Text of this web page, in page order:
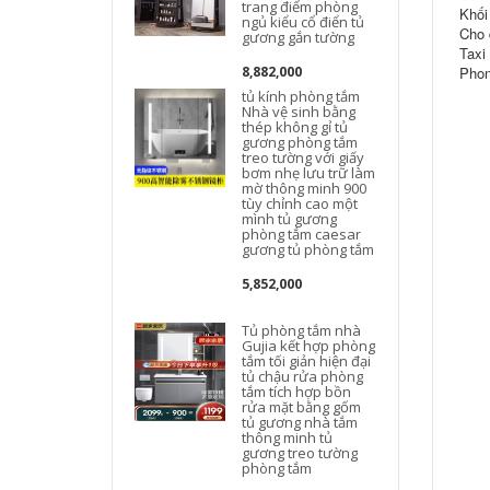
trang điểm phòng
ngủ kiểu cổ điển tủ
gương gắn tường
8,882,000
tủ kính phòng tắm
Nhà vệ sinh bằng
thép không gỉ tủ
gương phòng tắm
treo tường với giấy
bơm nhẹ lưu trữ làm
mờ thông minh 900
tùy chỉnh cao một
mình tủ gương
phòng tắm caesar
gương tủ phòng tắm
5,852,000
Tủ phòng tắm nhà
Gujia kết hợp phòng
tắm tối giản hiện đại
tủ chậu rửa phòng
tắm tích hợp bồn
rửa mặt bằng gốm
tủ gương nhà tắm
thông minh tủ
gương treo tường
phòng tắm
Cho